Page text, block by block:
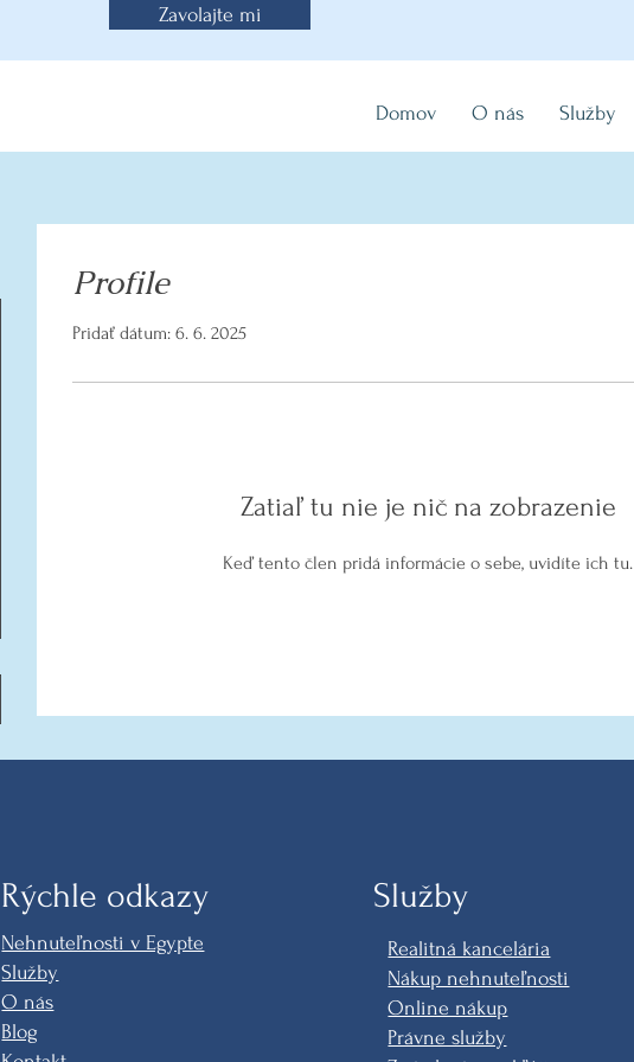
Zavolajte mi
Domov O nás Služby
Profile
Pridať dátum: 6. 6. 2025
Zatiaľ tu nie je nič na zobrazenie
Keď tento člen pridá informácie o sebe, uvidíte ich tu.
Rýchle odkazy
Nehnuteľnosti v Egypte
Služby
O nás
Blog
Realitná kancelária
Nákup nehnuteľnosti
Online nákup
Právne služby
Služby